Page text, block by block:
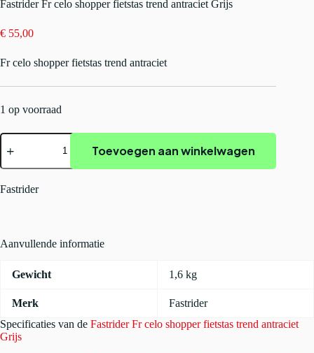
Fastrider Fr celo shopper fietstas trend antraciet Grijs
€ 55,00
Fr celo shopper fietstas trend antraciet
1 op voorraad
Fastrider
Fr
fietstas
Toevoegen aan winkelwagen
Fastrider
Specificaties van de Fastrider Fr celo shopper fietstas trend antraciet
Grijs
Aanvullende informatie
Gewicht 1,6 kg
Merk Fastrider